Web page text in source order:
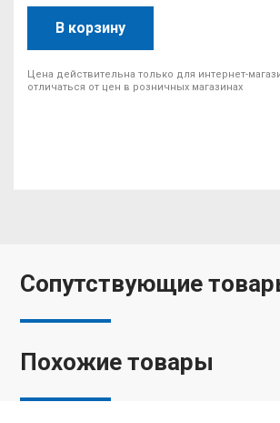
В корзину
Цена действительна только для интернет-
отличаться от цен в розничных магазинах
Сопутствующие
Похожие товары